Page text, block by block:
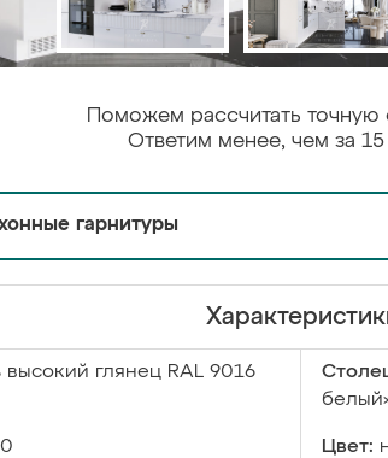
Поможем рассчитать точную
Ответим менее, чем за 15
гарнитуры
высокий глянец RAL 9016
Цвет: